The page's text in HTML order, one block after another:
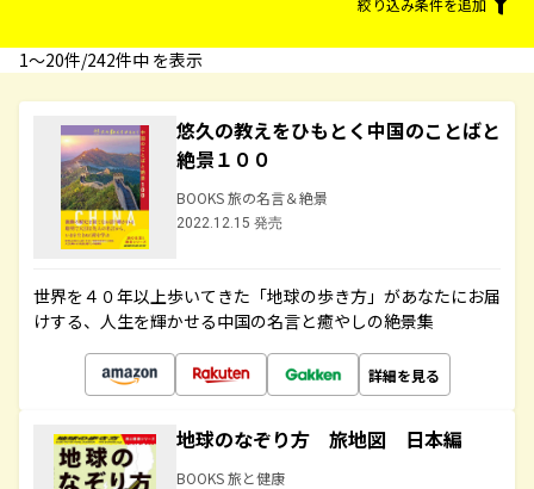
絞り込み条件を追加
1〜20件/242件中 を表示
悠久の教えをひもとく中国のことばと
絶景１００
BOOKS 旅の名言＆絶景
2022.12.15 発売
世界を４０年以上歩いてきた「地球の歩き方」があなたにお届
けする、人生を輝かせる中国の名言と癒やしの絶景集
詳細を見る
地球のなぞり方 旅地図 日本編
BOOKS 旅と健康